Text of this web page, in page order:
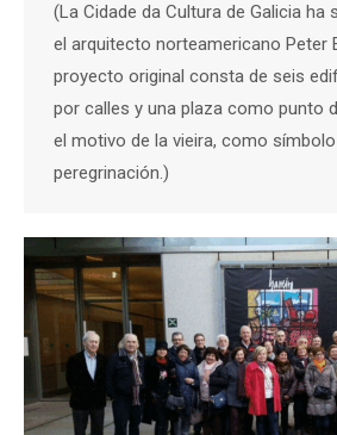
(La Cidade da Cultura de Galicia ha
el arquitecto norteamericano Peter
proyecto original consta de seis
por calles y una plaza como punto
el motivo de la vieira, como
peregrinación.)